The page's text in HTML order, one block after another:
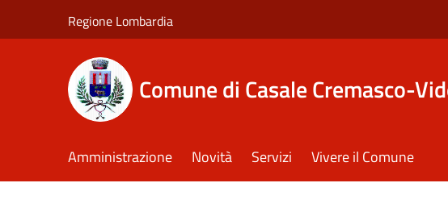
Regione Lombardia
Comune di Casale Cremasco-
Amministrazione Novità Servizi Vivere il Comune